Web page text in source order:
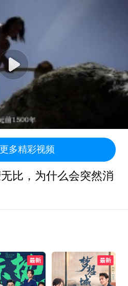
多精彩视频
比，为什么会突然消